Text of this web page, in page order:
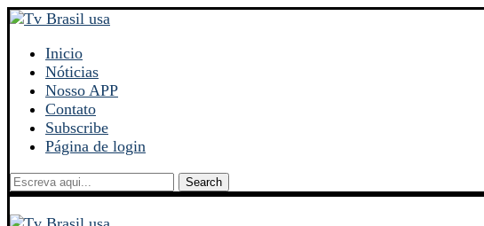
Inicio
Nóticias
Nosso APP
Contato
Subscribe
Página de login
Search